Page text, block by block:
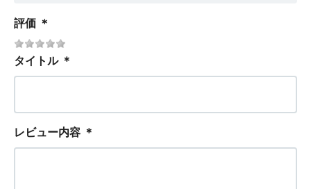
評価 ＊
タイトル ＊
レビュー内容 ＊